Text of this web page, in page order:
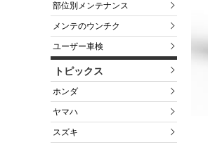
部位別メンテナンス
メンテのウンチク
ユーザー車検
トピックス
ホンダ
ヤマハ
スズキ